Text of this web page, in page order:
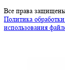
Все права
Политика
использования